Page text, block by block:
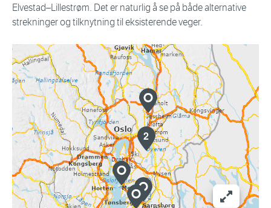
Elvestad–Lillestrøm. Det er naturlig å se på både alternative
strekninger og tilknytning til eksisterende veger.
2